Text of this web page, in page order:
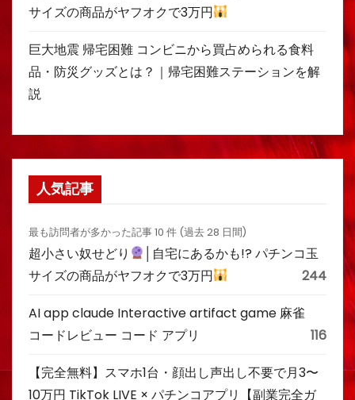
サイズの商品がヤフオクで3万円
巨大地震 帰宅困難 コンビニから買占められる食料
品・防災グッズとは？｜帰宅困難ステーションを解
説
人気記事
最も訪問者が多かった記事 10 件 (過去 28 日間)
超小さい奴せどり
│自宅にあるかも!? パチンコ玉
サイズの商品がヤフオクで3万円
244
AI app claude Interactive artifact game 麻雀
コードレビュー コード アプリ
116
【完全無料】スマホ1台・顔出し声出し不要で月3〜
10万円 TikTok LIVE × パチンコアプリ【副業完全ガ